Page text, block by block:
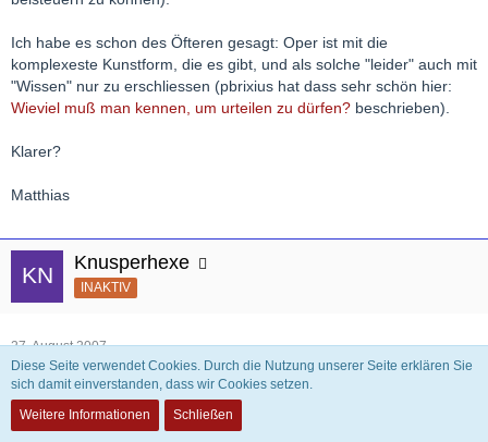
Ich habe es schon des Öfteren gesagt: Oper ist mit die
komplexeste Kunstform, die es gibt, und als solche "leider" auch mit
"Wissen" nur zu erschliessen (pbrixius hat dass sehr schön hier:
Wieviel muß man kennen, um urteilen zu dürfen? beschrieben).
Klarer?
Matthias
Knusperhexe
INAKTIV
27. August 2007
Zitat
Diese Seite verwendet Cookies. Durch die Nutzung unserer Seite erklären Sie
sich damit einverstanden, dass wir Cookies setzen.
Weitere Informationen
Schließen